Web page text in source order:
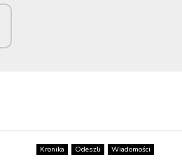
Kronika Odeszli Wiadomości